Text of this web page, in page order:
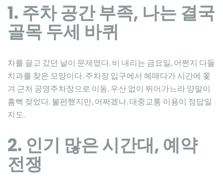
1. 주차 공간 부족, 나는 결국
골목 두세 바퀴
차를 끌고 갔던 날이 문제였다. 비 내리는 금요일, 어쩐지 다들
치과를 찾은 모양이다. 주차장 입구에서 헤매다가 시간에 쫓
겨 근처 공영주차장으로 이동. 우산 없이 뛰어가느라 양말이
흠뻑 젖었다. 불편했지만, 어쩌겠나. 대중교통 이용이 정답일
지도.
2. 인기 많은 시간대, 예약
전쟁